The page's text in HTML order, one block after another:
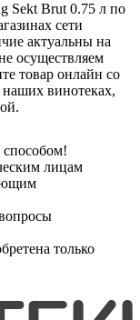
Sekt Brut 0.75 л по
сети
актуальны на
осуществляем
товар онлайн со
винотеках,
лицам
только